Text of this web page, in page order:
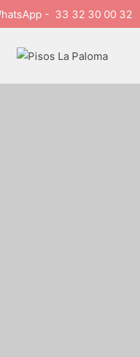
- 33 32 30 00 32